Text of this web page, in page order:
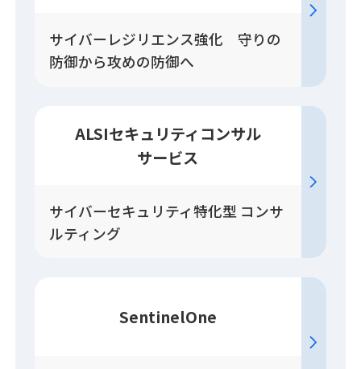
サイバーレジリエンス強化 守りの
防御から攻めの防御へ
ALSIセキュリティコンサル
サービス
サイバーセキュリティ特化型 コンサ
ルティング
SentinelOne